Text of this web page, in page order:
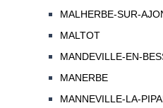
MALHERBE-SUR-
MALTOT
MANDEVILLE-EN-
MANERBE
MANNEVILLE-LA-